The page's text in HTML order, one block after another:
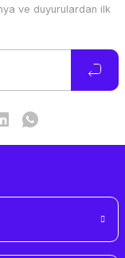
ve duyurulardan ilk